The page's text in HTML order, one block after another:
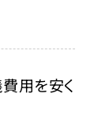
用を安く